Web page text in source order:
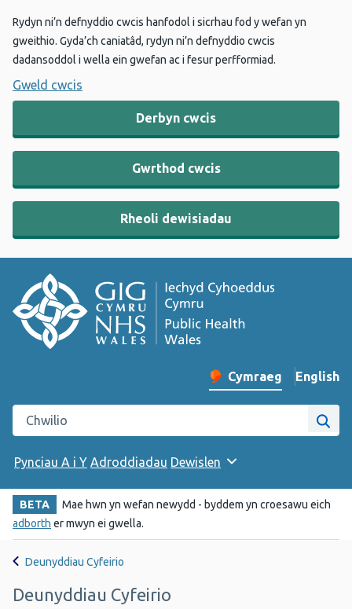
Rydyn ni’n defnyddio cwcis hanfodol i sicrhau fod y wefan yn
gweithio. Gyda’ch caniatâd, rydyn ni’n defnyddio cwcis
dadansoddol i wella ein gwefan ac i fesur perfformiad.
Gweld cwcis
Derbyn cwcis
Gwrthod cwcis
Rheoli dewisiadau
Newid iaith y wefan
Cymraeg English
–
Chwilio gwefan Iechyd Cyhoeddus Cymru
Pynciau A i Y Adroddiadau Dewislen
BETA
Mae hwn yn wefan newydd - byddem yn croesawu eich
adborth er mwyn ei gwella.
Deunyddiau Cyfeirio
Deunyddiau Cyfeirio